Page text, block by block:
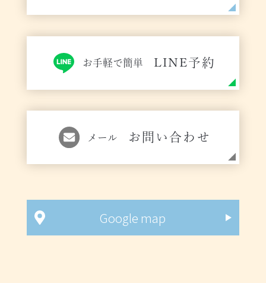
お手軽で簡単 LINE予約
メール お問い合わせ
Google map